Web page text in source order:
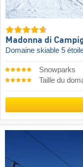
Madonna di
Domaine skiable 5
Snowparks
Taille du